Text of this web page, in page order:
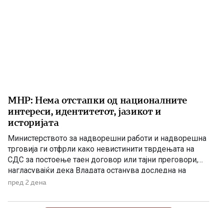
МНР: Нема отстапки од националните
интереси, идентитетот, јазикот и
историјата
Министерството за надворешни работи и надворешна
трговија ги отфрли како невистинити тврдењата на
СДС за постоење таен договор или тајни преговори,
нагласувајќи дека Владата останува доследна на
утврдените државни позиции и нема да прифати
идентитетот, јазикот и историјата. „Денешната прес-
пред 2 дена